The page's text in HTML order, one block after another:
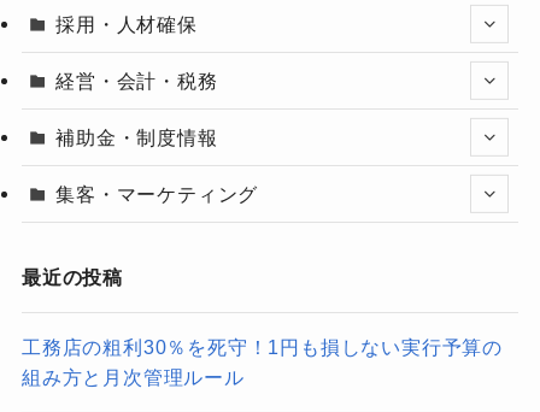
採用・人材確保
経営・会計・税務
補助金・制度情報
集客・マーケティング
最近の投稿
工務店の粗利30％を死守！1円も損しない実行予算の
組み方と月次管理ルール